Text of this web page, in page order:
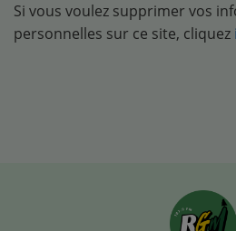
Si vous voulez supprimer vos
personnelles sur ce site, cliquez